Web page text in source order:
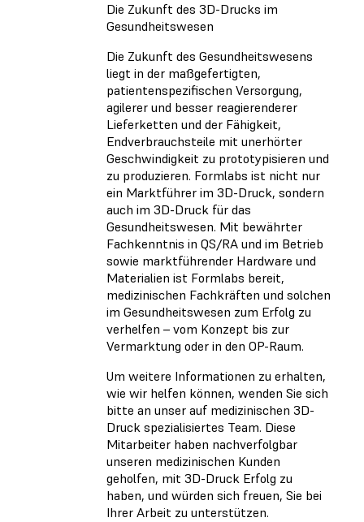
Die Zukunft des 3D-Drucks im
Gesundheitswesen
Die Zukunft des Gesundheitswesens
liegt in der maßgefertigten,
patientenspezifischen Versorgung,
agilerer und besser reagierenderer
Lieferketten und der Fähigkeit,
Endverbrauchsteile mit unerhörter
Geschwindigkeit zu prototypisieren und
zu produzieren. Formlabs ist nicht nur
ein Marktführer im 3D-Druck, sondern
auch im 3D-Druck für das
Gesundheitswesen. Mit bewährter
Fachkenntnis in QS/RA und im Betrieb
sowie marktführender Hardware und
Materialien ist Formlabs bereit,
medizinischen Fachkräften und solchen
im Gesundheitswesen zum Erfolg zu
verhelfen – vom Konzept bis zur
Vermarktung oder in den OP-Raum.
Um weitere Informationen zu erhalten,
wie wir helfen können, wenden Sie sich
bitte an unser auf medizinischen 3D-
Druck spezialisiertes Team. Diese
Mitarbeiter haben nachverfolgbar
unseren medizinischen Kunden
geholfen, mit 3D-Druck Erfolg zu
haben, und würden sich freuen, Sie bei
Ihrer Arbeit zu unterstützen.